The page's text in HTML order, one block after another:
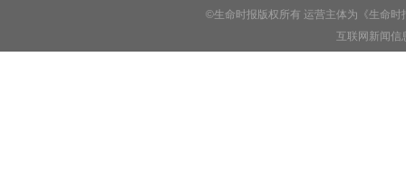
©生命时报版权所有 运营主体为《生命
互联网新闻信